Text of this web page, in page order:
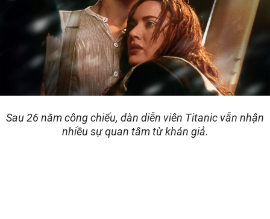
Sau 26 năm công chiếu, dàn diễn viên Titanic vẫn nhận
nhiều sự quan tâm từ khán giả.